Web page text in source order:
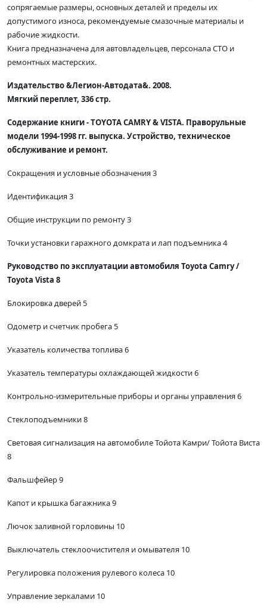
сопрягаемые размеры, основных деталей и пределы их
допустимого износа, рекомендуемые смазочные материалы и
рабочие жидкости.
Книга предназначена для автовладельцев, персонала СТО и
ремонтных мастерских.
Издательство &Легион-Автодата&. 2008.
Мягкий переплет, 336 стр.
Содержание книги - TOYOTA CAMRY & VISTA. Праворульные
модели 1994-1998 гг. выпуска. Устройство, техническое
обслуживание и ремонт.
Сокращения и условные обозначения 3
Идентификация 3
Общие инструкции по ремонту 3
Точки установки гаражного домкрата и лап подъемника 4
Руководство по эксплуатации автомобиля Toyota Camry /
Toyota Vista 8
Блокировка дверей 5
Одометр и счетчик пробега 5
Указатель количества топлива 6
Указатель температуры охлаждающей жидкости 6
Контрольно-измерительные приборы и органы управления 6
Стеклоподъемники 8
Световая сигнализация на автомобиле Тойота Камри/ Тойота Виста
8
Фальшфейер 9
Капот и крышка багажника 9
Лючок заливной горловины 10
Выключатель стеклоочистителя и омывателя 10
Регулировка положения рулевого колеса 10
Управление зеркалами 10